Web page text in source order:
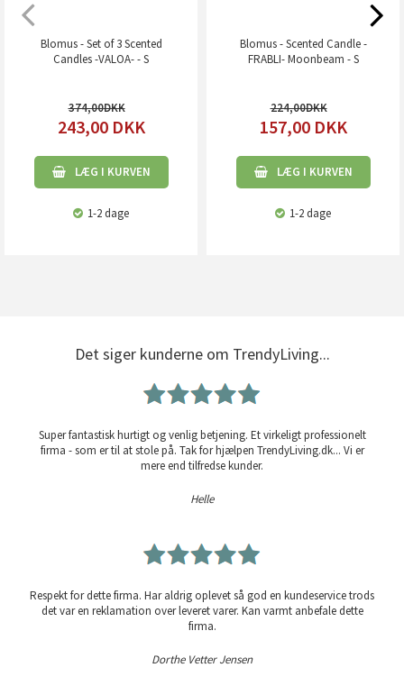
Blomus - Set of 3 Scented
Candles -VALOA- - S
374,00
243,00 DKK
LÆG I KURVEN
1-2 dage
Blomus - Scented Candle -
FRABLI- Moonbeam - S
224,00
157,00 DKK
LÆG I KURVEN
1-2 dage
Det siger kunderne om TrendyLiving...
Super fantastisk hurtigt og venlig betjening. Et virkeligt professionelt
firma - som er til at stole på. Tak for hjælpen TrendyLiving.dk... Vi er
mere end tilfredse kunder.
Helle
Respekt for dette firma. Har aldrig oplevet så god en kundeservice trods
det var en reklamation over leveret varer. Kan varmt anbefale dette
firma.
Dorthe Vetter Jensen